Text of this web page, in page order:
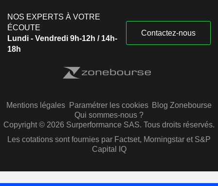
NOS EXPERTS À VOTRE
ÉCOUTE
Lundi - Vendredi 9h-12h / 14h-
18h
Contactez-nous
Mentions légales Paramétrer les cookies Blog Zonebourse
Qui sommes-nous ?
Copyright © 2026 Surperformance SAS. Tous droits réservés.
Les cotations sont fournies par Factset, Morningstar et S&P
Capital IQ